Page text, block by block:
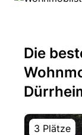
Die
3 Plätze